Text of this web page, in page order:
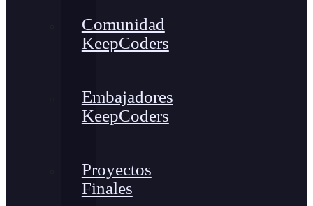
Comunidad
KeepCoders
Embajadores
KeepCoders
Proyectos
Finales